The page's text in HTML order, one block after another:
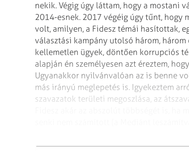
nekik. Végig úgy láttam, hogy a mostani
2014-esnek. 2017 végéig úgy tűnt, hogy
volt, amilyen, a Fidesz témái hasítottak,
választási kampány utolsó három,
kellemetlen ügyek, döntően korrupciós
alapján én személyesen azt éreztem,
Ugyanakkor nyilvánvalóan az is benne
más irányú meglepetés is. Igyekeztem
szavazatok területi megoszlása, az
Mi jutott eszébe először, amikor meglátta